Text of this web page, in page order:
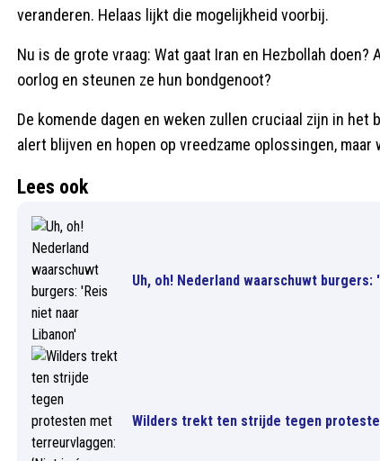
veranderen. Helaas lijkt die mogelijkheid voorbij.
Nu is de grote vraag: Wat gaat Iran en Hezbollah doen?
oorlog en steunen ze hun bondgenoot?
De komende dagen en weken zullen cruciaal zijn in
alert blijven en hopen op vreedzame oplossingen,
Lees ook
Uh, oh! Nederland waarschuwt burgers:
Wilders trekt ten strijde tegen